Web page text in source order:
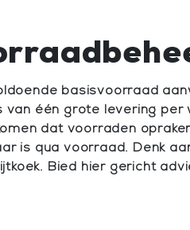
basisvoorraad
van één grote levering per
dat voorraden
is qua voorraad. Denk
Bied hier gericht